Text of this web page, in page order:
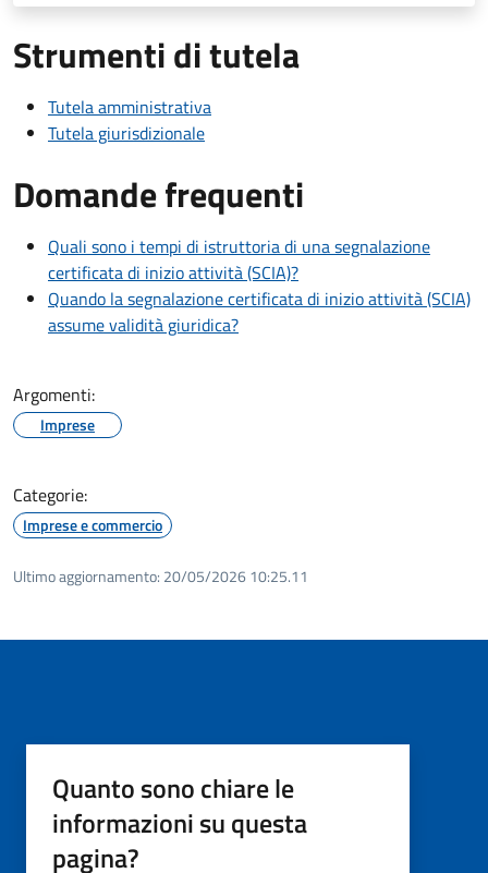
Strumenti di tutela
Tutela amministrativa
Tutela giurisdizionale
Domande frequenti
Quali sono i tempi di istruttoria di una segnalazione
certificata di inizio attività (SCIA)?
Quando la segnalazione certificata di inizio attività (SCIA)
assume validità giuridica?
Argomenti:
Imprese
Categorie:
Imprese e commercio
Ultimo aggiornamento: 20/05/2026 10:25.11
Quanto sono chiare le
informazioni su questa
pagina?